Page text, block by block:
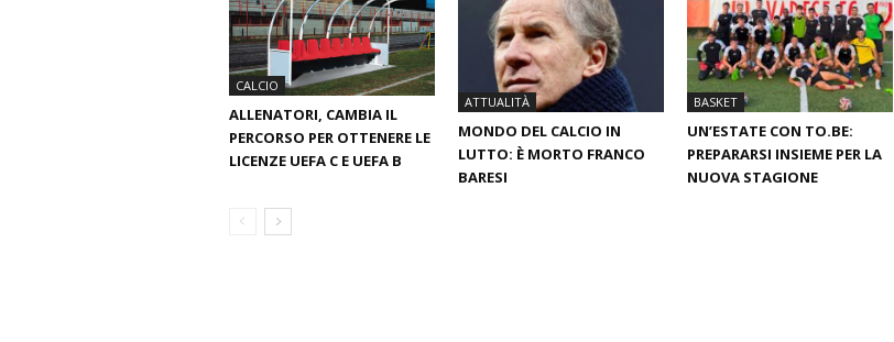
CALCIO
ALLENATORI, CAMBIA IL
PERCORSO PER OTTENERE LE
LICENZE UEFA C E UEFA B
ATTUALITÀ
MONDO DEL CALCIO IN
LUTTO: È MORTO FRANCO
BARESI
BASKET
UN’ESTATE CON TO.BE:
PREPARARSI INSIEME PER LA
NUOVA STAGIONE